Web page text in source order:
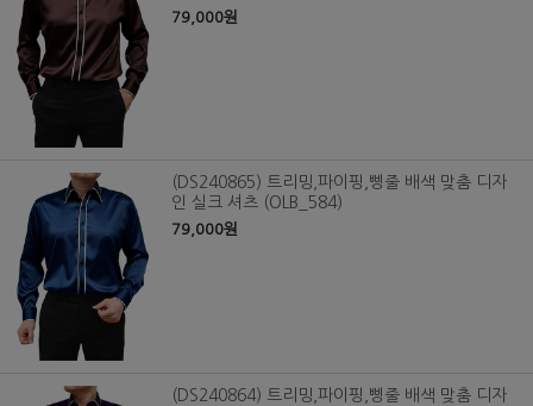
79,000원
(DS240865) 트리밍,파이핑,삥줄 배색 맞춤 디자
인 실크 셔츠 (OLB_584)
79,000원
(DS240864) 트리밍,파이핑,삥줄 배색 맞춤 디자